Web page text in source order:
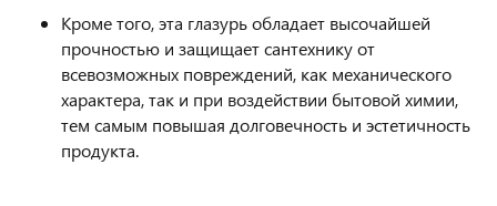
Кроме того, эта глазурь обладает высочайшей
прочностью и защищает сантехнику от
всевозможных повреждений, как механического
характера, так и при воздействии бытовой химии,
тем самым повышая долговечность и эстетичность
продукта.